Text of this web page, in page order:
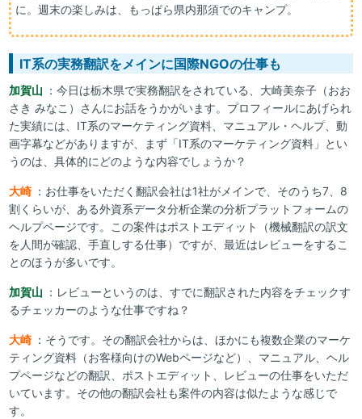
に。週末の楽しみは、もっぱら県内那須でのキャンプ。
IT系の実務翻訳をメインに国際NGOの仕事も
加賀山 ：今日は栃木県で実務翻訳をされている、大崎美奈子（おお
さき みなこ）さんにお話をうかがいます。プロフィールにあげられ
た実績には、IT系のマーケティング資料、マニュアル・ヘルプ、動
画字幕などがありますが、まず「IT系のマーケティング資料」とい
うのは、具体的にどのような内容でしょうか？
大崎 ：お仕事をいただく翻訳会社は1社がメインで、そのうち7、8
割くらいが、ある外資系データ分析企業の分析プラットフォームの
ヘルプページです。この案件はポストエディット（機械翻訳の訳文
を人間が確認、手直しする仕事）ですが、最近はレビューをするこ
とのほうが多いです。
加賀山 ：レビューというのは、すでに翻訳された内容をチェックす
るチェッカーのような仕事ですね？
大崎 ：そうです。その翻訳会社からは、ほかにも複数企業のマーケ
ティング資料（お客様向けのWebページなど）、マニュアル、ヘル
プページなどの翻訳、ポストエディット、レビューの仕事をいただ
いています。その他の翻訳会社も案件の内容は似たような感じで
す。